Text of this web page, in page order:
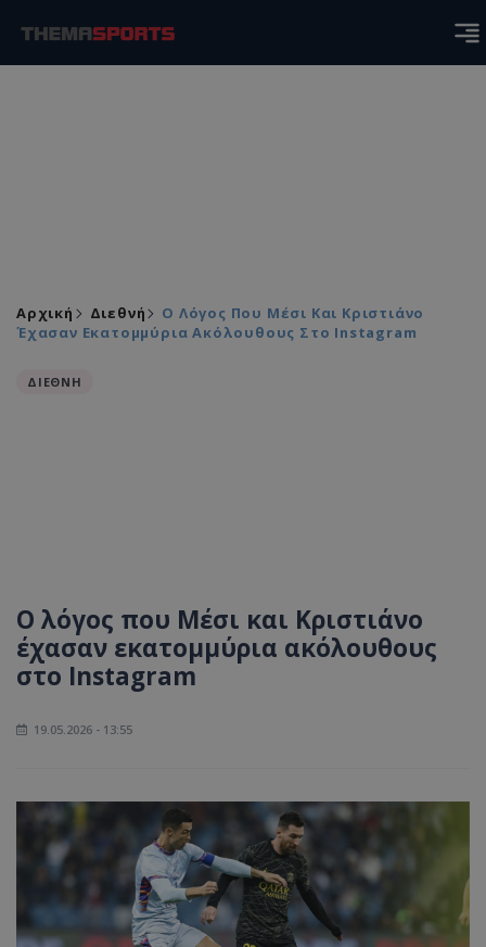
Αρχική Διεθνή
Ο Λόγος Που Μέσι Και Κριστιάνο
Έχασαν Εκατομμύρια Ακόλουθους Στο Instagram
ΔΙΕΘΝΗ
Ο λόγος που Μέσι και Κριστιάνο
έχασαν εκατομμύρια ακόλουθους
στο Instagram
19.05.2026 - 13:55